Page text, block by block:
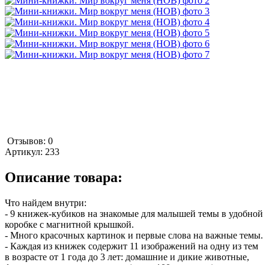
Отзывов: 0
Артикул: 233
Описание товара:
Что найдем внутри:
- 9 книжек-кубиков на знакомые для малышей темы в удобной
коробке с магнитной крышкой.
- Много красочных картинок и первые слова на важные темы.
- Каждая из книжек содержит 11 изображений на одну из тем
в возрасте от 1 года до 3 лет: домашние и дикие животные,